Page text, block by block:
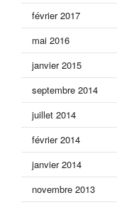
février 2017
mai 2016
janvier 2015
septembre 2014
juillet 2014
février 2014
janvier 2014
novembre 2013